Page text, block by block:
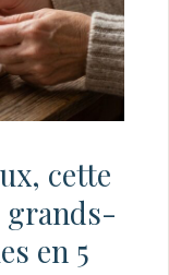
cette
grands-
en 5